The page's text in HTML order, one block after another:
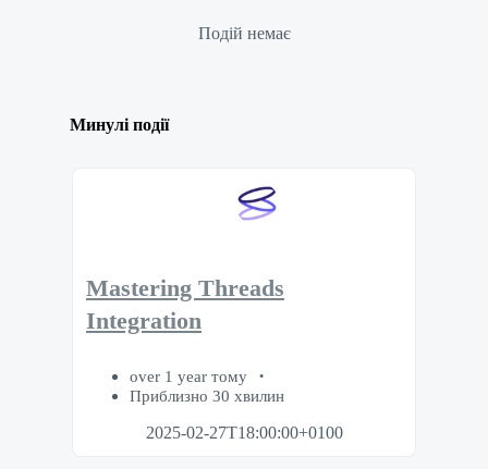
Подій немає
Минулі події
Mastering Threads
Integration
over 1 year тому
Приблизно 30 хвилин
2025-02-27T18:00:00+0100